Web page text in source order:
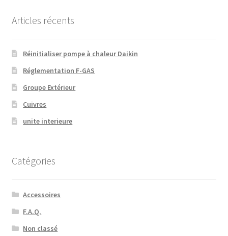
Articles récents
Réinitialiser pompe à chaleur Daikin
Réglementation F-GAS
Groupe Extérieur
Cuivres
unite interieure
Catégories
Accessoires
F.A.Q.
Non classé